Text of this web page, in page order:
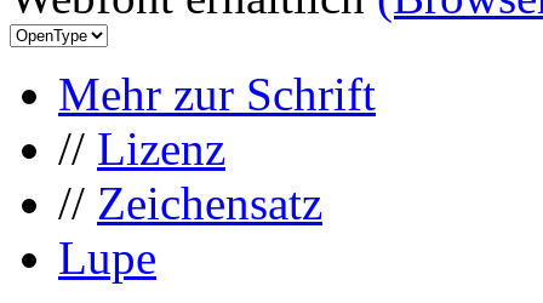
Mehr zur Schrift
// Lizenz
// Zeichensatz
Lupe